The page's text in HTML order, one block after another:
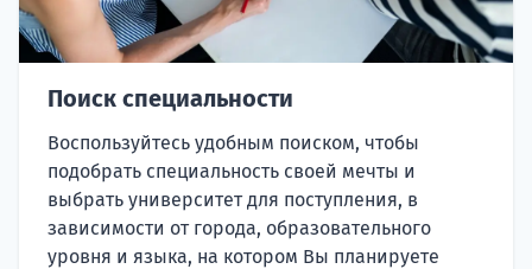
Поиск специальности
Воспользуйтесь удобным поиском, чтобы
подобрать специальность своей мечты и
выбрать университет для поступления, в
зависимости от города, образовательного
уровня и языка, на котором Вы планируете